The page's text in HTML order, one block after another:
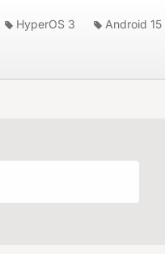
HyperOS 3 Android 15